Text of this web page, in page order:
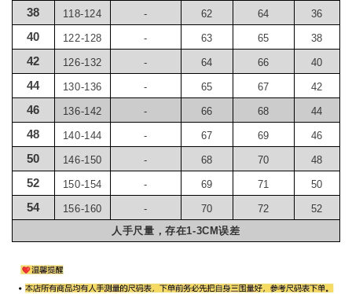
38 118-124 - 62 64 36
40 122-128 - 63 65 38
42 126-132 - 64 66 40
44 130-136 - 65 67 42
46 136-142 - 66 68 44
48 140-144 - 67 69 46
50 146-150 - 68 70 48
52 150-154 - 69 71 50
54 156-160 - 70 72
52
人手尺量，存在1-3CM误差